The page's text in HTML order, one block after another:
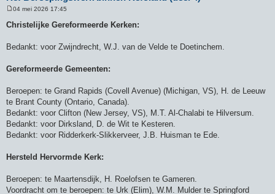
e
r
h
04 mei 2026 17:45
Christelijke Gereformeerde Kerken:
Bedankt: voor Zwijndrecht, W.J. van de Velde te Doetinchem.
Gereformeerde Gemeenten:
Beroepen: te Grand Rapids (Covell Avenue) (Michigan, VS), H. de Leeuw
te Brant County (Ontario, Canada).
Bedankt: voor Clifton (New Jersey, VS), M.T. Al-Chalabi te Hilversum.
Bedankt: voor Dirksland, D. de Wit te Kesteren.
Bedankt: voor Ridderkerk-Slikkerveer, J.B. Huisman te Ede.
Hersteld Hervormde Kerk:
Beroepen: te Maartensdijk, H. Roelofsen te Gameren.
Voordracht om te beroepen: te Urk (Elim), W.M. Mulder te Springford